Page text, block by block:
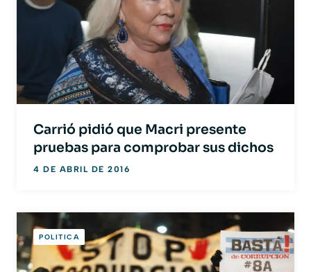
Carrió pidió que Macri presente
pruebas para comprobar sus dichos
4 DE ABRIL DE 2016
POLITICA